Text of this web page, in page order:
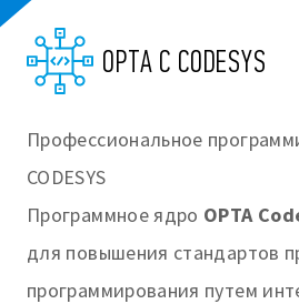
OPTA С CODESYS
Профессиональное
CODESYS
Программное ядро OPTA
для повышения стандартов
программирования путем